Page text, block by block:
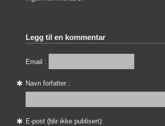
Legg til en kommentar
Email :
Navn forfatter :
E-post (blir ikke publisert):